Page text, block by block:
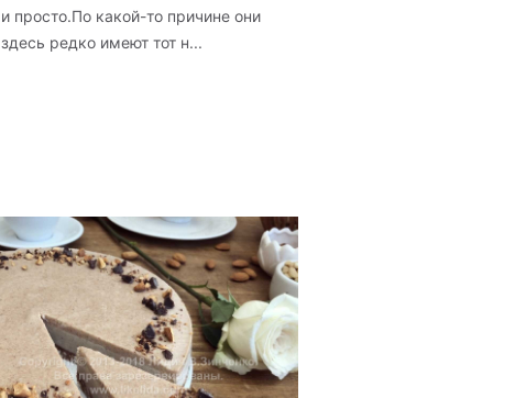
и просто.По какой-то причине они
здесь редко имеют тот н...